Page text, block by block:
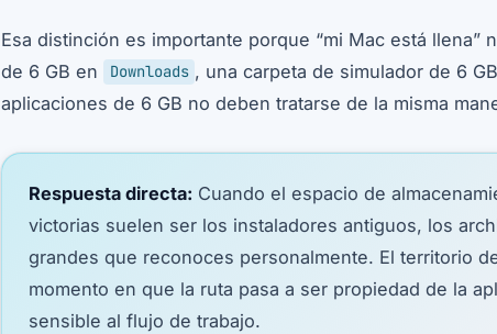
Esa distinción es importante porque “mi Mac está llena”
de 6 GB en
Downloads , una carpeta de simulador de 6
aplicaciones de 6 GB no deben tratarse de la misma
Respuesta directa: Cuando el espacio de
victorias suelen ser los instaladores antiguos, los
grandes que reconoces personalmente. El territorio
momento en que la ruta pasa a ser propiedad de la
sensible al flujo de trabajo.